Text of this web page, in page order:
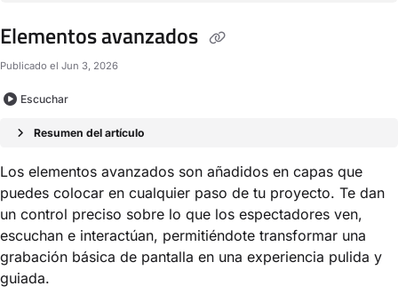
Elementos avanzados
Publicado el Jun 3, 2026
Escuchar
Resumen del artículo
Los elementos avanzados son añadidos en capas que
puedes colocar en cualquier paso de tu proyecto. Te dan
un control preciso sobre lo que los espectadores ven,
escuchan e interactúan, permitiéndote transformar una
grabación básica de pantalla en una experiencia pulida y
guiada.